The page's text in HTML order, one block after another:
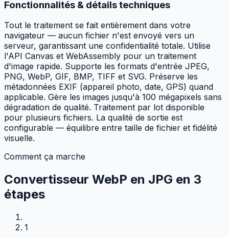
Fonctionnalités & détails techniques
Tout le traitement se fait entièrement dans votre
navigateur — aucun fichier n'est envoyé vers un
serveur, garantissant une confidentialité totale. Utilise
l'API Canvas et WebAssembly pour un traitement
d'image rapide. Supporte les formats d'entrée JPEG,
PNG, WebP, GIF, BMP, TIFF et SVG. Préserve les
métadonnées EXIF (appareil photo, date, GPS) quand
applicable. Gère les images jusqu'à 100 mégapixels sans
dégradation de qualité. Traitement par lot disponible
pour plusieurs fichiers. La qualité de sortie est
configurable — équilibre entre taille de fichier et fidélité
visuelle.
Comment ça marche
Convertisseur WebP en JPG en 3
étapes
1